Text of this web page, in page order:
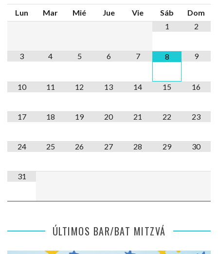
Lun Mar Mié Jue Vie Sáb
Dom
1
2
3 4 5 6 7 8 9
10 11 12 13 14 15 16
17 18 19 20 21 22 23
24 25 26 27 28 29 30
31
ÚLTIMOS BAR/BAT MITZVÁ